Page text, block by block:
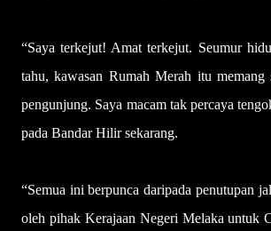
“Saya terkejut! Amat terkejut. Seumur
tahu, kawasan Rumah Merah itu memang
pengunjung. Saya macam tak percaya
pada Bandar Hilir sekarang.
“Semua ini berpunca daripada penutupan
oleh pihak Kerajaan Negeri Melaka untuk